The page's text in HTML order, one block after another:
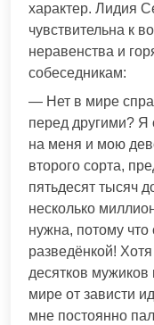
характер. Лидия
чувствительна к
неравенства и
собеседникам:
— Нет в мире
перед другими?
на меня и мою
второго сорта,
пятьдесят тысяч
несколько
нужна, потому что
разведёнкой!
десятков мужиков
мире от зависти
мне постоянно